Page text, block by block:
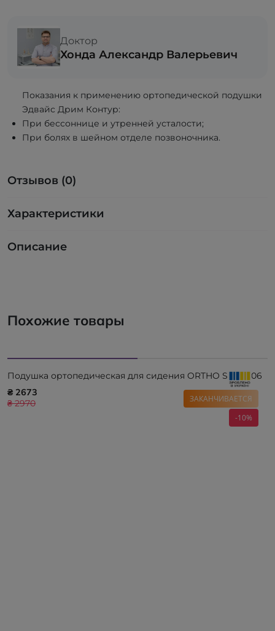
Доктор
Хонда Александр Валерьевич
Показания к применению ортопедической подушки
Эдвайс Дрим Контур:
При бессоннице и утренней усталости;
При болях в шейном отделе позвоночника.
Отзывов (0)
Характеристики
Описание
Похожие товары
ЗАКАНЧИВАЕТСЯ
-10%
Подушка ортопедическая для сидения ORTHO SIT 17006
₴ 2673
₴ 2970